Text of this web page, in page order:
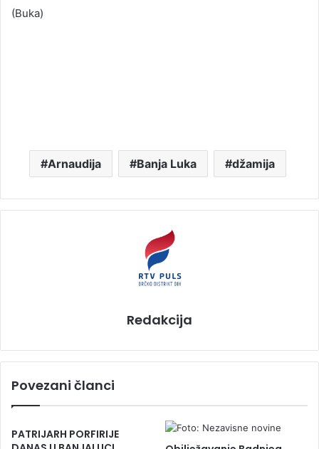
(Buka)
Arnaudija Banja Luka džamija
Redakcija
Povezani članci
PATRIJARH PORFIRIJE